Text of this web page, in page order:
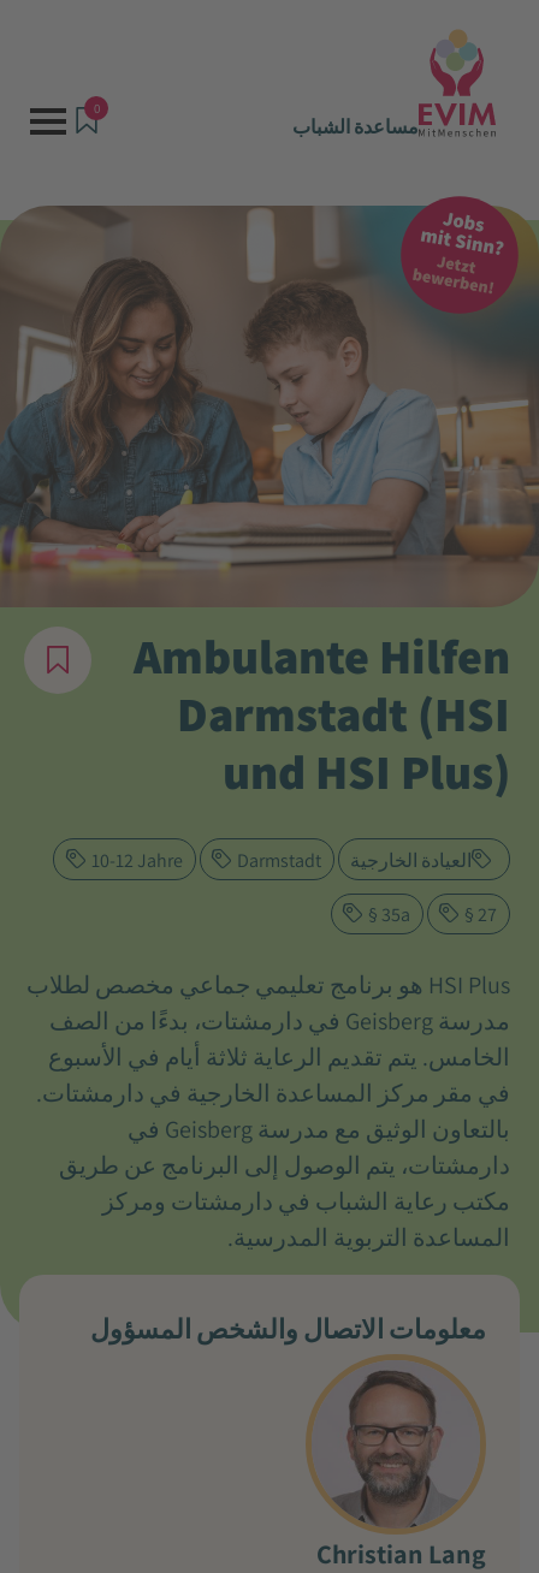
مساعدة الشباب
0
العروض والخدمات
مساعدة الشباب
المساعدة الخارجية في دارمشتات – HSI Plus
Ambulante Hilfen
Darmstadt (HSI
und HSI Plus)
العيادة الخارجية Darmstadt
10-12 Jahre
§ 27
§ 35a
HSI Plus هو برنامج تعليمي جماعي مخصص لطلاب
مدرسة Geisberg في دارمشتات، بدءًا من الصف
الخامس. يتم تقديم الرعاية ثلاثة أيام في الأسبوع
في مقر مركز المساعدة الخارجية في دارمشتات.
بالتعاون الوثيق مع مدرسة Geisberg في
دارمشتات، يتم الوصول إلى البرنامج عن طريق
مكتب رعاية الشباب في دارمشتات ومركز
المساعدة التربوية المدرسية.
معلومات الاتصال والشخص المسؤول
Christian Lang